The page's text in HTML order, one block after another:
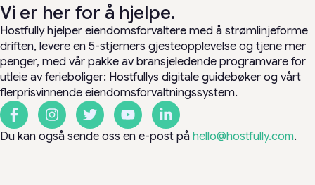
Vi er her for å hjelpe.
Hostfully hjelper eiendomsforvaltere med å strømlinjeforme
driften, levere en 5-stjerners gjesteopplevelse og tjene mer
penger, med vår pakke av bransjeledende programvare for
utleie av ferieboliger: Hostfullys digitale guidebøker og vårt
flerprisvinnende eiendomsforvaltningssystem.
Du kan også sende oss en e-post på hello@hostfully.com.